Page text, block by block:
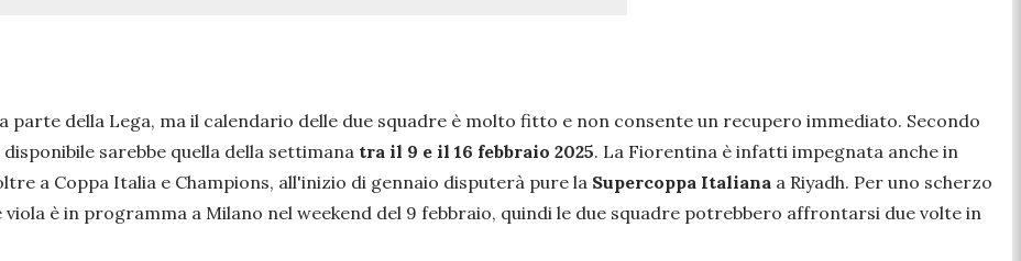
della Lega, ma il calendario delle due squadre è molto fitto e non consente un recupero immediato. Secondo
sarebbe quella della settimana tra il 9 e il 16 febbraio 2025. La Fiorentina è infatti impegnata anche in
a Coppa Italia e Champions, all'inizio di gennaio disputerà pure la Supercoppa Italiana a Riyadh. Per uno scherzo
è in programma a Milano nel weekend del 9 febbraio, quindi le due squadre potrebbero affrontarsi due volte in